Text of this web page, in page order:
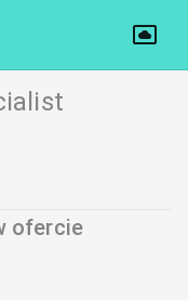
ofercie